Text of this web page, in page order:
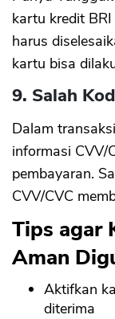
kartu kredit
harus
kartu bisa
9. Salah
Dalam
informasi CVV/
pembayaran.
CVV/CVC
Tips agar
Aman
Aktifkan
diterima